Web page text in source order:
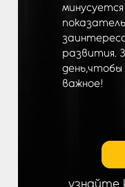
развития.
важное!
узнайте